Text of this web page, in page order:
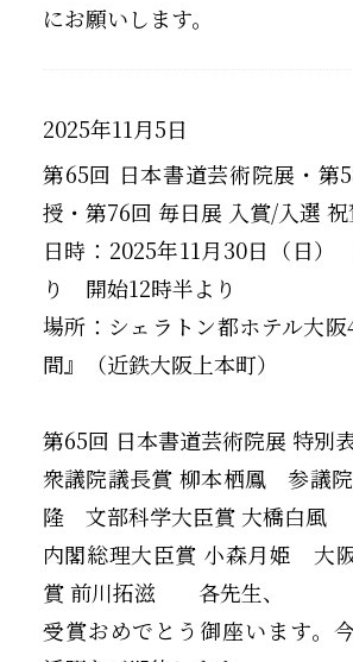
にお願いします。
2025年11月5日
第65回 日本書道芸術院展・第
授・第76回 毎日展 入賞/入選
日時：2025年11月30日（日）
り 開始12時半より
場所：シェラトン都ホテル大
間』（近鉄大阪上本町）
第65回 日本書道芸術院展 特別
衆議院議長賞 柳本栖鳳 参議
隆 文部科学大臣賞 大橋白風
内閣総理大臣賞 小森月姫 大
賞 前川拓滋 各先生、
受賞おめでとう御座います。